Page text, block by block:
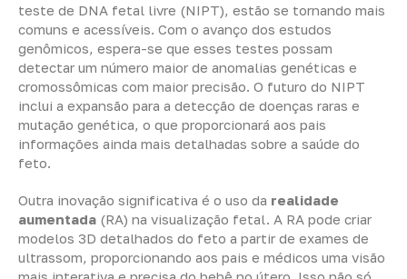
teste de DNA fetal livre (NIPT), estão se tornando mais
comuns e acessíveis. Com o avanço dos estudos
genômicos, espera-se que esses testes possam
detectar um número maior de anomalias genéticas e
cromossômicas com maior precisão. O futuro do NIPT
inclui a expansão para a detecção de doenças raras e
mutação genética, o que proporcionará aos pais
informações ainda mais detalhadas sobre a saúde do
feto.
Outra inovação significativa é o uso da realidade
aumentada (RA) na visualização fetal. A RA pode criar
modelos 3D detalhados do feto a partir de exames de
ultrassom, proporcionando aos pais e médicos uma visão